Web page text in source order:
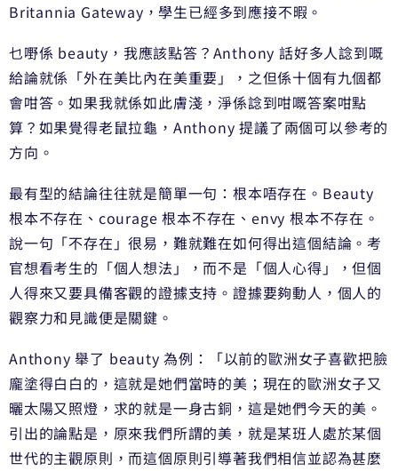
Britannia Gateway，學生已經多到應接不暇。
乜嘢係 beauty，我應該點答？Anthony 話好多人諗到嘅
給論就係「外在美比內在美重要」，之但係十個有九個都
會咁答。如果我就係如此膚淺，淨係諗到咁嘅答案咁點
算？如果覺得老鼠拉龜，Anthony 提議了兩個可以參考的
方向。
最有型的結論往往就是簡單一句：根本唔存在。Beauty
根本不存在、courage 根本不存在、envy 根本不存在。
說一句「不存在」很易，難就難在如何得出這個結論。考
官想看考生的「個人想法」，而不是「個人心得」，但個
人得來又要具備客觀的證據支持。證據要夠動人，個人的
觀察力和見識便是關鍵。
Anthony 舉了 beauty 為例：「以前的歐洲女子喜歡把臉
龐塗得白白的，這就是她們當時的美；現在的歐洲女子又
曬太陽又照燈，求的就是一身古銅，這是她們今天的美。
引出的論點是，原來我們所謂的美，就是某班人處於某個
世代的主觀原則，而這個原則引導著我們相信並認為甚麼